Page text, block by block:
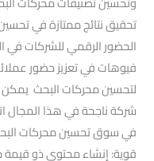
تحقيق نتائج ممتازة في
الحضور الرقمي للشركات في
فيوهات في تعزيز حضور
لتحسين محركات البحث
شركة ناجحة في هذا المجال
في سوق تحسين محركات
قوية: إنشاء محتوى ذو